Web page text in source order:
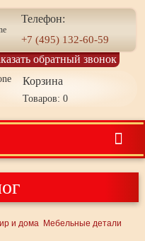
Телефон:
+7 (495) 132-60-59
обратный звонок
Корзина
Товаров: 0
и дома Мебельные детали